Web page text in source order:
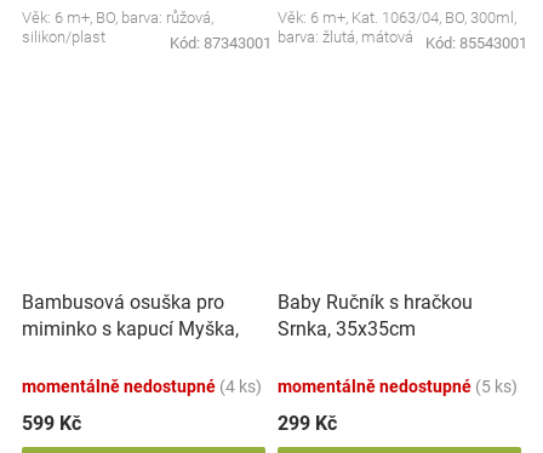
Věk: 6 m+, BO, barva: růžová,
silikon/plast
Kód: 87343001
Věk: 6 m+, Kat. 1063/04, BO, 300ml,
barva: žlutá, mátová
Kód: 85543001
Bambusová osuška pro
miminko s kapucí Myška,
momentálně nedostupné (4 ks)
599 Kč
Baby Ručník s hračkou
Srnka, 35x35cm
momentálně nedostupné (5 ks)
299 Kč